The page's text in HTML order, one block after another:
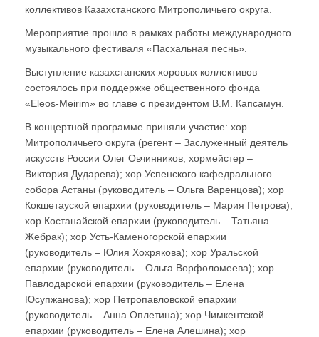
коллективов Казахстанского Митрополичьего округа.
Мероприятие прошло в рамках работы международного
музыкального фестиваля «Пасхальная песнь».
Выступление казахстанских хоровых коллективов
состоялось при поддержке общественного фонда
«Eleos-Meirim» во главе с президентом В.М. Капсамун.
В концертной программе приняли участие: хор
Митрополичьего округа (регент – Заслуженный деятель
искусств России Олег Овчинников, хормейстер –
Виктория Дударева); хор Успенского кафедрального
собора Астаны (руководитель – Ольга Варенцова); хор
Кокшетауской епархии (руководитель – Мария Петрова);
хор Костанайской епархии (руководитель – Татьяна
Жебрак); хор Усть-Каменогорской епархии
(руководитель – Юлия Хохрякова); хор Уральской
епархии (руководитель – Ольга Ворфоломеева); хор
Павлодарской епархии (руководитель – Елена
Юсупжанова); хор Петропавловской епархии
(руководитель – Анна Оплетина); хор Чимкентской
епархии (руководитель – Елена Алешина); хор